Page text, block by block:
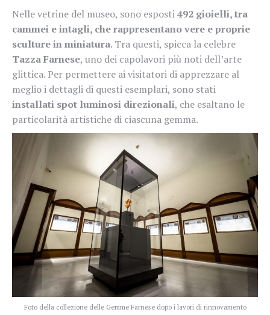
Nelle vetrine del museo, sono esposti492 gioielli, tra
cammei e intagli, che rappresentano vere e proprie
sculture in miniatura. Tra questi, spicca la celebre
Tazza Farnese, uno dei capolavori più noti dell’arte
glittica. Per permettere ai visitatori di apprezzare al
meglio i dettagli di questi esemplari, sono stati
installati spot luminosi direzionali, che esaltano le
particolarità artistiche di ciascuna gemma.
Foto della collezione delle Gemme Farnese dopo i lavori di rinnovamento